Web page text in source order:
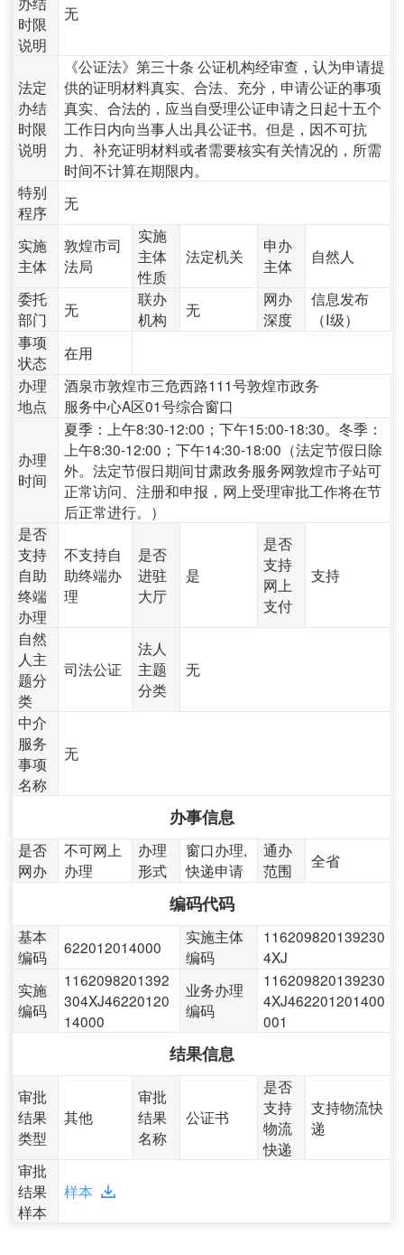
时限
说明
无
法定
办结
时限
说明
《公证法》第三十条 公证机构经审查，认为申请提
供的证明材料真实、合法、充分，申请公证的事项
真实、合法的，应当自受理公证申请之日起十五个
工作日内向当事人出具公证书。但是，因不可抗
力、补充证明材料或者需要核实有关情况的，所需
时间不计算在期限内。
特别
程序
无
实施
主体
敦煌市司
法局
实施
主体
性质
法定机关
申办
主体
自然人
委托
部门
无
联办
机构
无
网办
深度
信息发布
（Ⅰ级）
事项
状态
在用
办理
地点
酒泉市敦煌市三危西路111号敦煌市政务
服务中心A区01号综合窗口
办理
时间
夏季：上午8:30-12:00；下午15:00-18:30。冬季：
上午8:30-12:00；下午14:30-18:00（法定节假日除
外。法定节假日期间甘肃政务服务网敦煌市子站可
正常访问、注册和申报，网上受理审批工作将在节
后正常进行。）
是否
支持
自助
终端
办理
不支持自
助终端办
理
是否
进驻
大厅
是
是否
支持
网上
支付
支持
自然
人主
题分
类
司法公证
法人
主题
分类
无
中介
服务
事项
名称
无
办事信息
是否
网办
不可网上
办理
办理
形式
窗口办理,
快递申请
通办
范围
全省
编码代码
基本
编码
622012014000
实施主体
编码
116209820139230
4XJ
实施
编码
1162098201392
304XJ46220120
14000
业务办理
编码
116209820139230
4XJ462201201400
001
结果信息
审批
结果
类型
其他
审批
结果
名称
公证书
是否
支持
物流
快递
支持物流快
递
审批
结果
样本
样本